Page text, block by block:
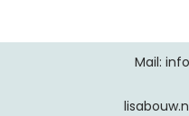
Mail: